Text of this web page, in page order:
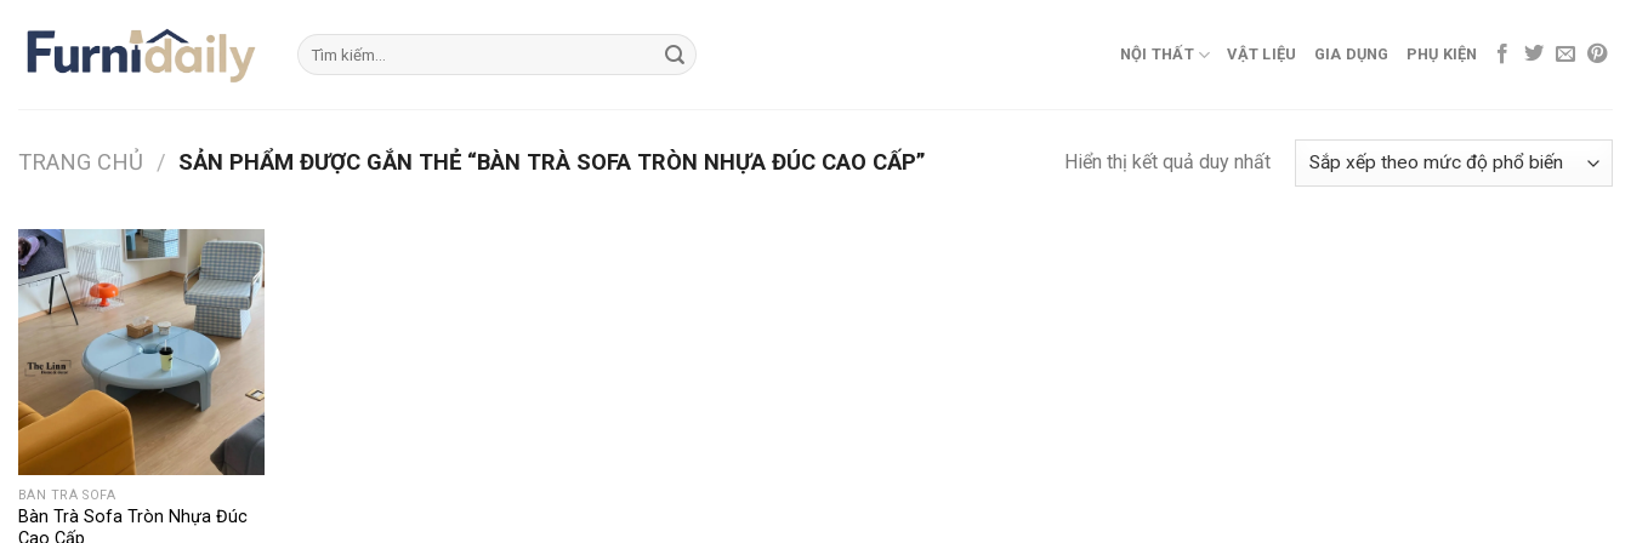
content
Tìm
kiếm:
NỘI THẤT VẬT LIỆU GIA DỤNG PHỤ KIỆN
TRANG CHỦ / SẢN PHẨM ĐƯỢC GẮN THẺ “BÀN TRÀ SOFA TRÒN NHỰA ĐÚC CAO CẤP” Hiển thị kết quả duy nhất
BÀN TRÀ SOFA
Bàn Trà Sofa Tròn Nhựa Đúc
Cao Cấp